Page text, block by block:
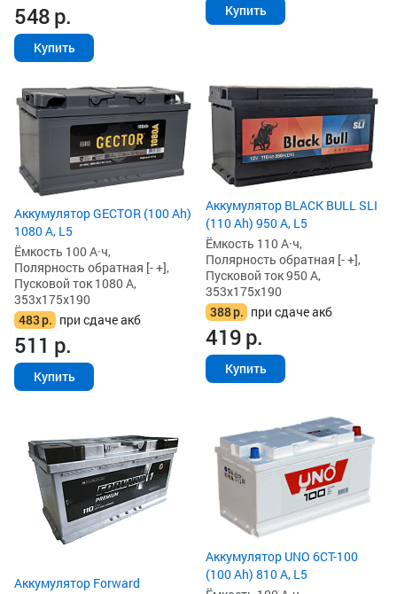
548р.
Купить
Купить
Аккумулятор GECTOR (100 Ah)
1080 А, L5
Ёмкость 100 А·ч,
Полярность обратная [- +],
Пусковой ток 1080 А,
353x175x190
483р. при сдаче акб
511 р.
Купить
Аккумулятор BLACK BULL SLI
(110 Ah) 950 А, L5
Ёмкость 110 А·ч,
Полярность обратная [- +],
Пусковой ток 950 А,
353x175x190
388р. при сдаче акб
419р.
Купить
Аккумулятор Forward
Аккумулятор UNO 6CT-100
(100 Ah) 810 А, L5